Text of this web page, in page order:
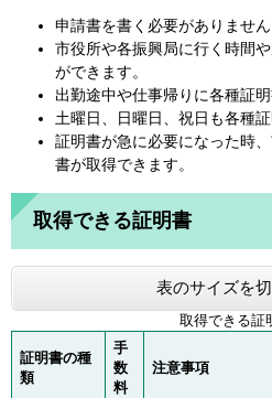
申請書を書く必要がありません
市役所や各振興局に行く時間
ができます。
出勤途中や仕事帰りに各種証明
土曜日、日曜日、祝日も各種
証明書が急に必要になった時
書が取得できます。
取得できる証明書
表のサイズを
取得できる証
証明書の種
類
手
数
料
注意事項